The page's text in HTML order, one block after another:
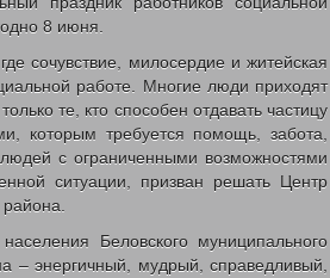
ОБЛАСТНОЙ МАТЕРИНСКИЙ (СЕМЕЙНЫЙ)
СИСТЕМЫ
СОЦИАЛЬНЫЙ КОНТРАКТ
АДРЕСНАЯ
О ПРИЗНАНИИ ГРАЖДАН МАЛОИМУЩИМИ
УСЛУГ
РАБОТНИКАМ
ВЫПЛАТЫ
ПРИСВОЕНИЕ ЗВАНИЯ
8 июня.
сочувствие, милосердие и житейская
работе. Многие люди приходят
те, кто способен отдавать частицу
которым требуется помощь, забота,
с ограниченными возможностями
ситуации, призван решать Центр
Беловского муниципального
– энергичный, мудрый, справедливый,